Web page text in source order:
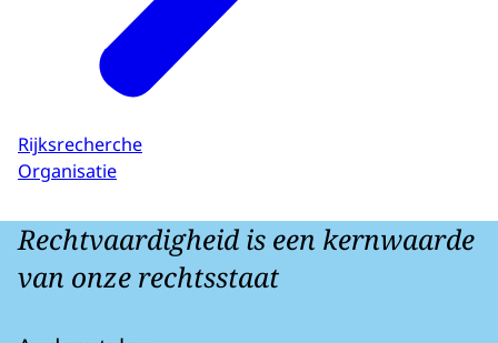
Rijksrecherche
Organisatie
Rechtvaardigheid is een kernwaarde
van onze rechtsstaat